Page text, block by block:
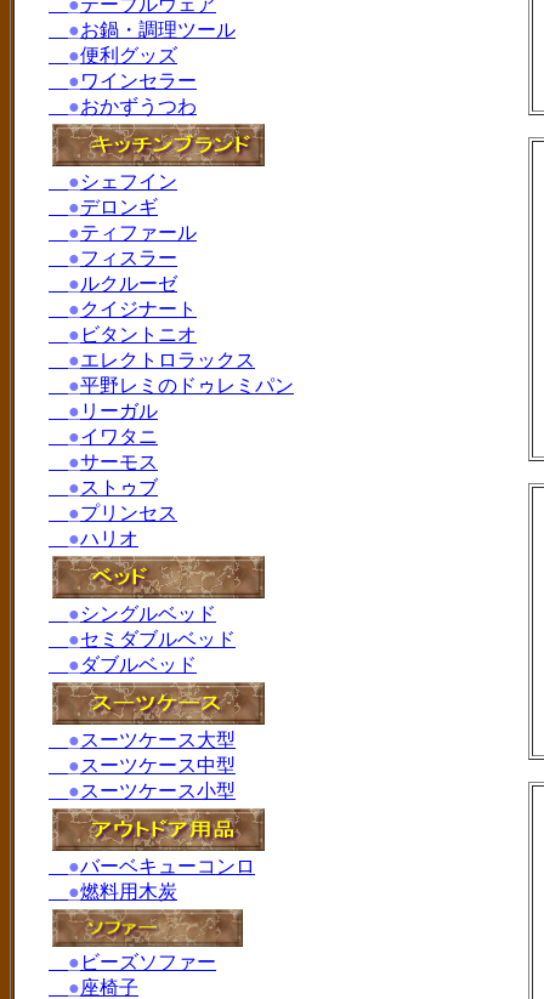
●テーブルウェア
●お鍋・調理ツール
●便利グッズ
●ワインセラー
●おかずうつわ
●シェフイン
●デロンギ
●ティファール
●フィスラー
●ルクルーゼ
●クイジナート
● ビタントニオ
●エレクトロラックス
●平野レミのドゥレミパン
● リーガル
●イワタニ
●サーモス
●ストゥブ
●プリンセス
●ハリオ
●シングルベッド
●セミダブルベッド
●ダブルベッド
●スーツケース大型
●スーツケース中型
●スーツケース小型
●バーベキューコンロ
●燃料用木炭
● ビーズソファー
●座椅子